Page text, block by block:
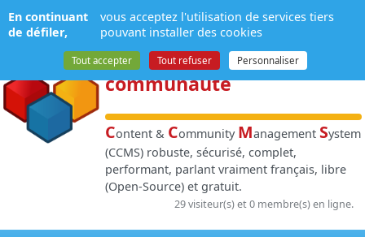
NPDS:Gestion de
contenuet de
communauté
Content & Community Management System
(CCMS) robuste, sécurisé, complet,
performant, parlant vraiment français, libre
(Open-Source) et gratuit.
29 visiteur(s) et 0 membre(s) en ligne.
Panneau de gestion des cookies
En continuant
de défiler,
vous acceptez l'utilisation de services tiers
pouvant installer des cookies
Tout accepter Tout refuser Personnaliser